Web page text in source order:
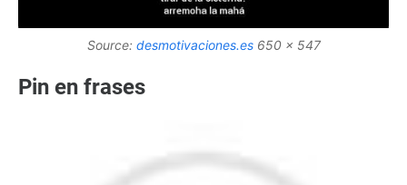
Source: desmotivaciones.es650 x 547
Pin en frases